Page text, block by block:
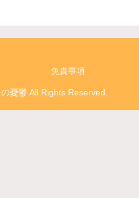
免責事項
憂鬱 All Rights Reserved.